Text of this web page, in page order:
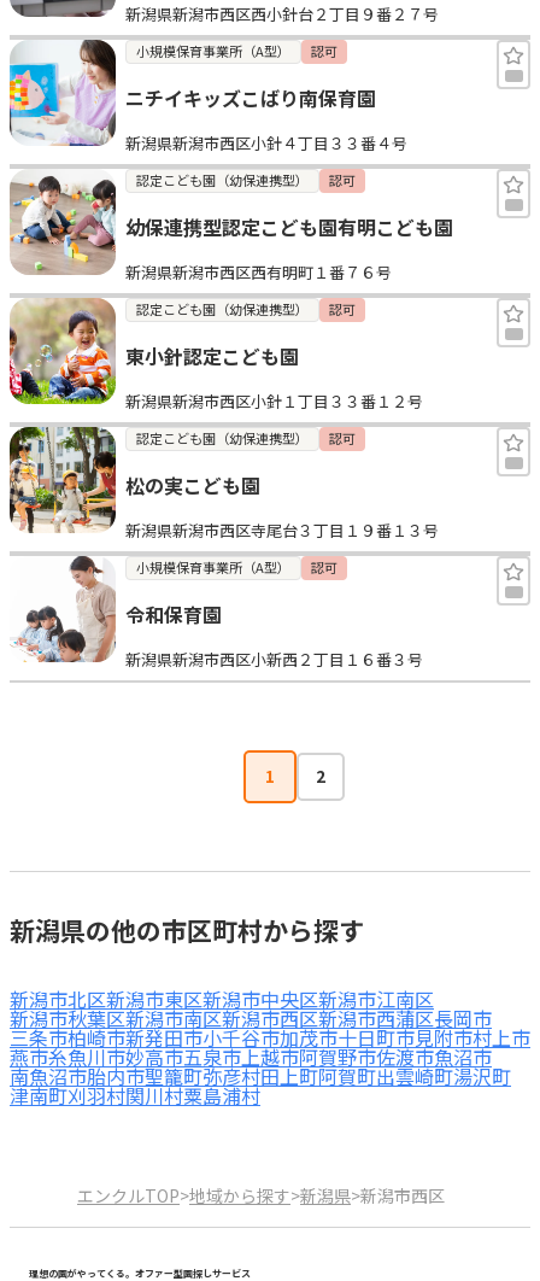
新潟県新潟市西区西小針台２丁目９番２７号
小規模保育事業所（A型） 認可
ニチイキッズこばり南保育園
新潟県新潟市西区小針４丁目３３番４号
認定こども園（幼保連携型） 認可
幼保連携型認定こども園有明こども園
新潟県新潟市西区西有明町１番７６号
認定こども園（幼保連携型） 認可
東小針認定こども園
新潟県新潟市西区小針１丁目３３番１２号
認定こども園（幼保連携型） 認可
松の実こども園
新潟県新潟市西区寺尾台３丁目１９番１３号
小規模保育事業所（A型） 認可
令和保育園
新潟県新潟市西区小新西２丁目１６番３号
1 2
新潟県の他の市区町村から探す
新潟市北区新潟市東区新潟市中央区新潟市江南区
新潟市秋葉区新潟市南区新潟市西区新潟市西蒲区長岡市
三条市柏崎市新発田市小千谷市加茂市十日町市見附市村上市
燕市糸魚川市妙高市五泉市上越市阿賀野市佐渡市魚沼市
南魚沼市胎内市聖籠町弥彦村田上町阿賀町出雲崎町湯沢町
津南町刈羽村関川村粟島浦村
エンクルTOP>地域から探す>新潟県>新潟市西区
理想の園がやってくる。オファー型園探しサービス